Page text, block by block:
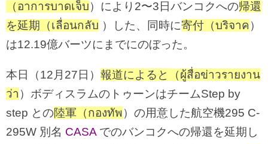
（อาการบาดเจ็บ）により2〜3日バンコクへの帰還
を延期（เลื่อนกลับ ）した、同時に寄付（บริจาค ）
は12.19億バーツにまでにのぼった。
本日（12月27日） 報道によると（ผู้สื่อข่าวรายงาน
ว่า ）ボディスラムのトゥーンはチームStep by
step との陸軍（กองทัพ）の用意した航空機295 C-
295W 別名 CASA でのバンコクへの帰還を延期し